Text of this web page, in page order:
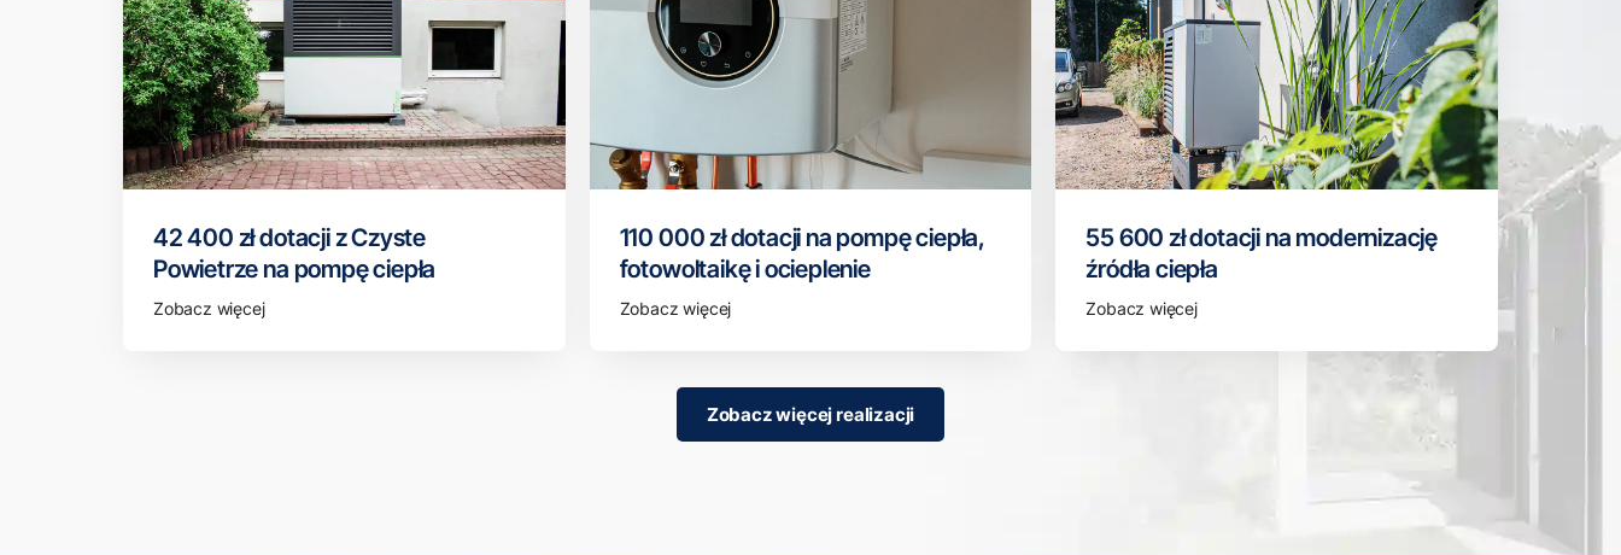
42 400 zł dotacji z Czyste
Powietrze na pompę ciepła
Zobacz więcej
110 000 zł dotacji na pompę ciepła,
fotowoltaikę i ocieplenie
Zobacz więcej
55 600 zł dotacji na modernizację
źródła ciepła
Zobacz więcej
Zobacz więcej realizacji